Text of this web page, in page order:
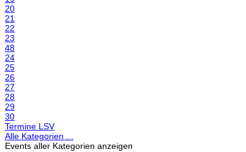
20
21
22
23
48
24
25
26
27
28
29
30
Termine LSV
Alle Kategorien ...
Events aller Kategorien anzeigen